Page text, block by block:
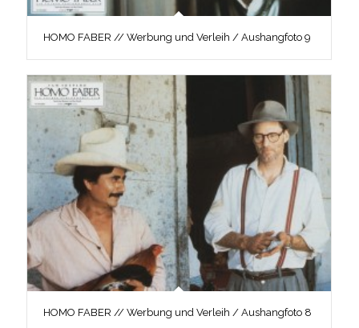
HOMO FABER // Werbung und Verleih / Aushangfoto 9
HOMO FABER // Werbung und Verleih / Aushangfoto 8